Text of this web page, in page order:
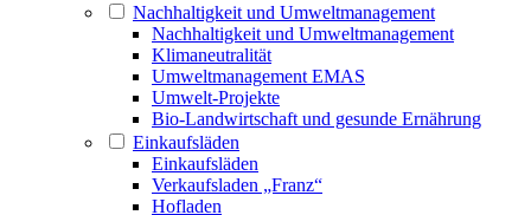
Nachhaltigkeit und Umweltmanagement
Nachhaltigkeit und Umweltmanagement
Klimaneutralität
Umweltmanagement EMAS
Umwelt-Projekte
Bio-Landwirtschaft und gesunde Ernährung
Einkaufsläden
Einkaufsläden
Verkaufsladen „Franz“
Hofladen